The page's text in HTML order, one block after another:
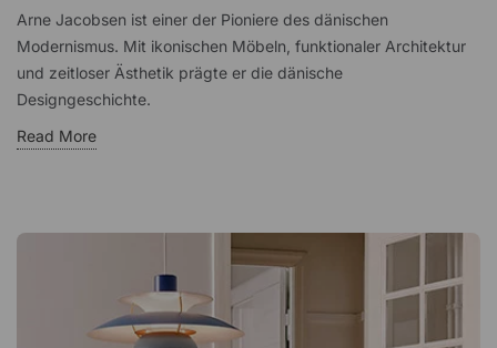
Arne Jacobsen ist einer der Pioniere des dänischen
Modernismus. Mit ikonischen Möbeln, funktionaler Architektur
und zeitloser Ästhetik prägte er die dänische
Designgeschichte.
Read More